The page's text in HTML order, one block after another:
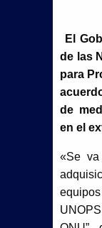
El
de las
para
de
en el
«Se